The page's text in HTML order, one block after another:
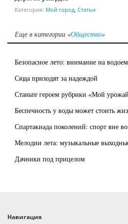
Категория: Мой город, Статьи
Еще в категории «Общество»
Безопасное лето: внимание на
Сюда приходят за надеждой
Станьте героем рубрики «Мой
Беспечность у воды может стоить
Спартакиада поколений: спорт вне
Мелодии лета: музыкальные
Дачники под прицелом
Навигация